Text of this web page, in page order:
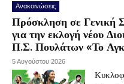
Ανακοινώσεις
Πρόσκληση σε Γενική
για την εκλογή νέου
Π.Σ. Πουλάτων «Το
5 Αυγούστου 2026